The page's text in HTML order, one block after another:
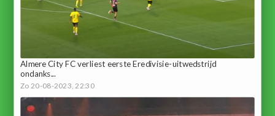
Almere City FC verliest eerste Eredivisie-uitwedstrijd
ondanks...
Zo 20-08-2023, 22:30